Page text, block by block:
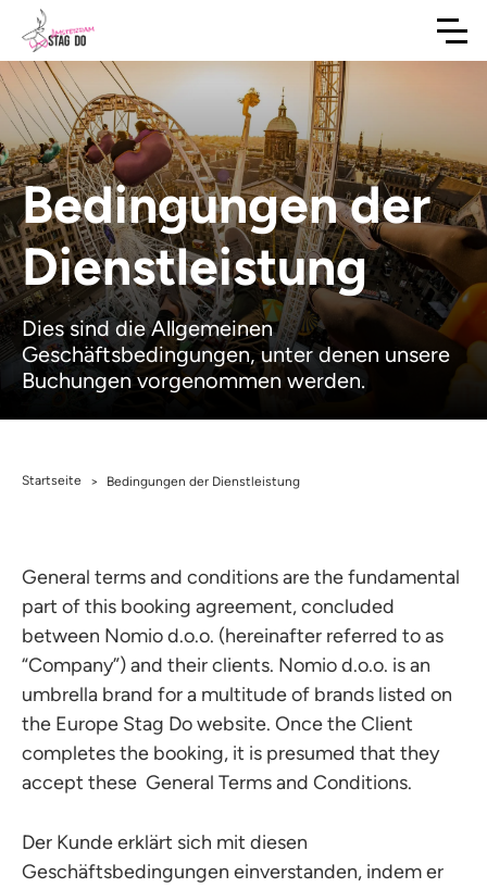
Bedingungen der
Dienstleistung
Dies sind die Allgemeinen
Geschäftsbedingungen, unter denen unsere
Buchungen vorgenommen werden.
Startseite > Bedingungen der Dienstleistung
General terms and conditions are the fundamental
part of this booking agreement, concluded
between Nomio d.o.o. (hereinafter referred to as
“Company”) and their clients. Nomio d.o.o. is an
umbrella brand for a multitude of brands listed on
the Europe Stag Do website. Once the Client
completes the booking, it is presumed that they
accept these General Terms and Conditions.
Der Kunde erklärt sich mit diesen
Geschäftsbedingungen einverstanden, indem er